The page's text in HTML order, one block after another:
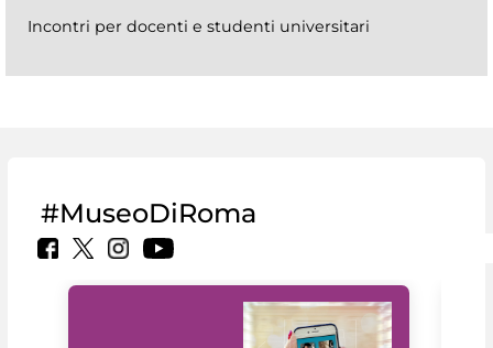
Incontri per docenti e studenti universitari
#MuseoDiRoma